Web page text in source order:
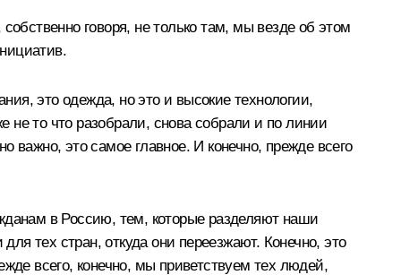
говоря, не только там, мы везде об этом
это одежда, но это и высокие технологии,
не то что разобрали, снова собрали и по линии
важно, это самое главное. И конечно, прежде всего
в Россию, тем, которые разделяют наши
тех стран, откуда они переезжают. Конечно, это
всего, конечно, мы приветствуем тех людей,